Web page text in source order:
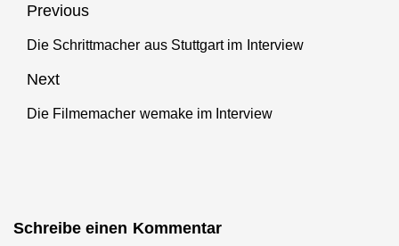
Beitragsnavigation
Previous
Previous
Die Schrittmacher aus Stuttgart im Interview
Next
Next
Die Filmemacher wemake im Interview
Schreibe einen Kommentar